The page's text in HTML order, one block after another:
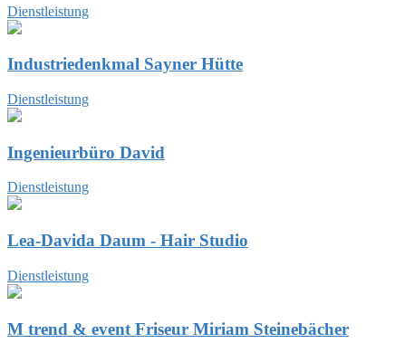
Dienstleistung
Industriedenkmal Sayner Hütte
Dienstleistung
Ingenieurbüro David
Dienstleistung
Lea-Davida Daum - Hair Studio
Dienstleistung
M trend & event Friseur Miriam Steinebächer